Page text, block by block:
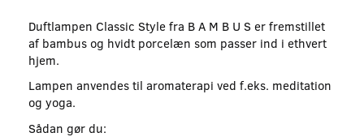
Duftlampen Classic Style fra B A M B U S er fremstillet
af bambus og hvidt porcelæn som passer ind i ethvert
hjem.
Lampen anvendes til aromaterapi ved f.eks. meditation
og yoga.
Sådan gør du: